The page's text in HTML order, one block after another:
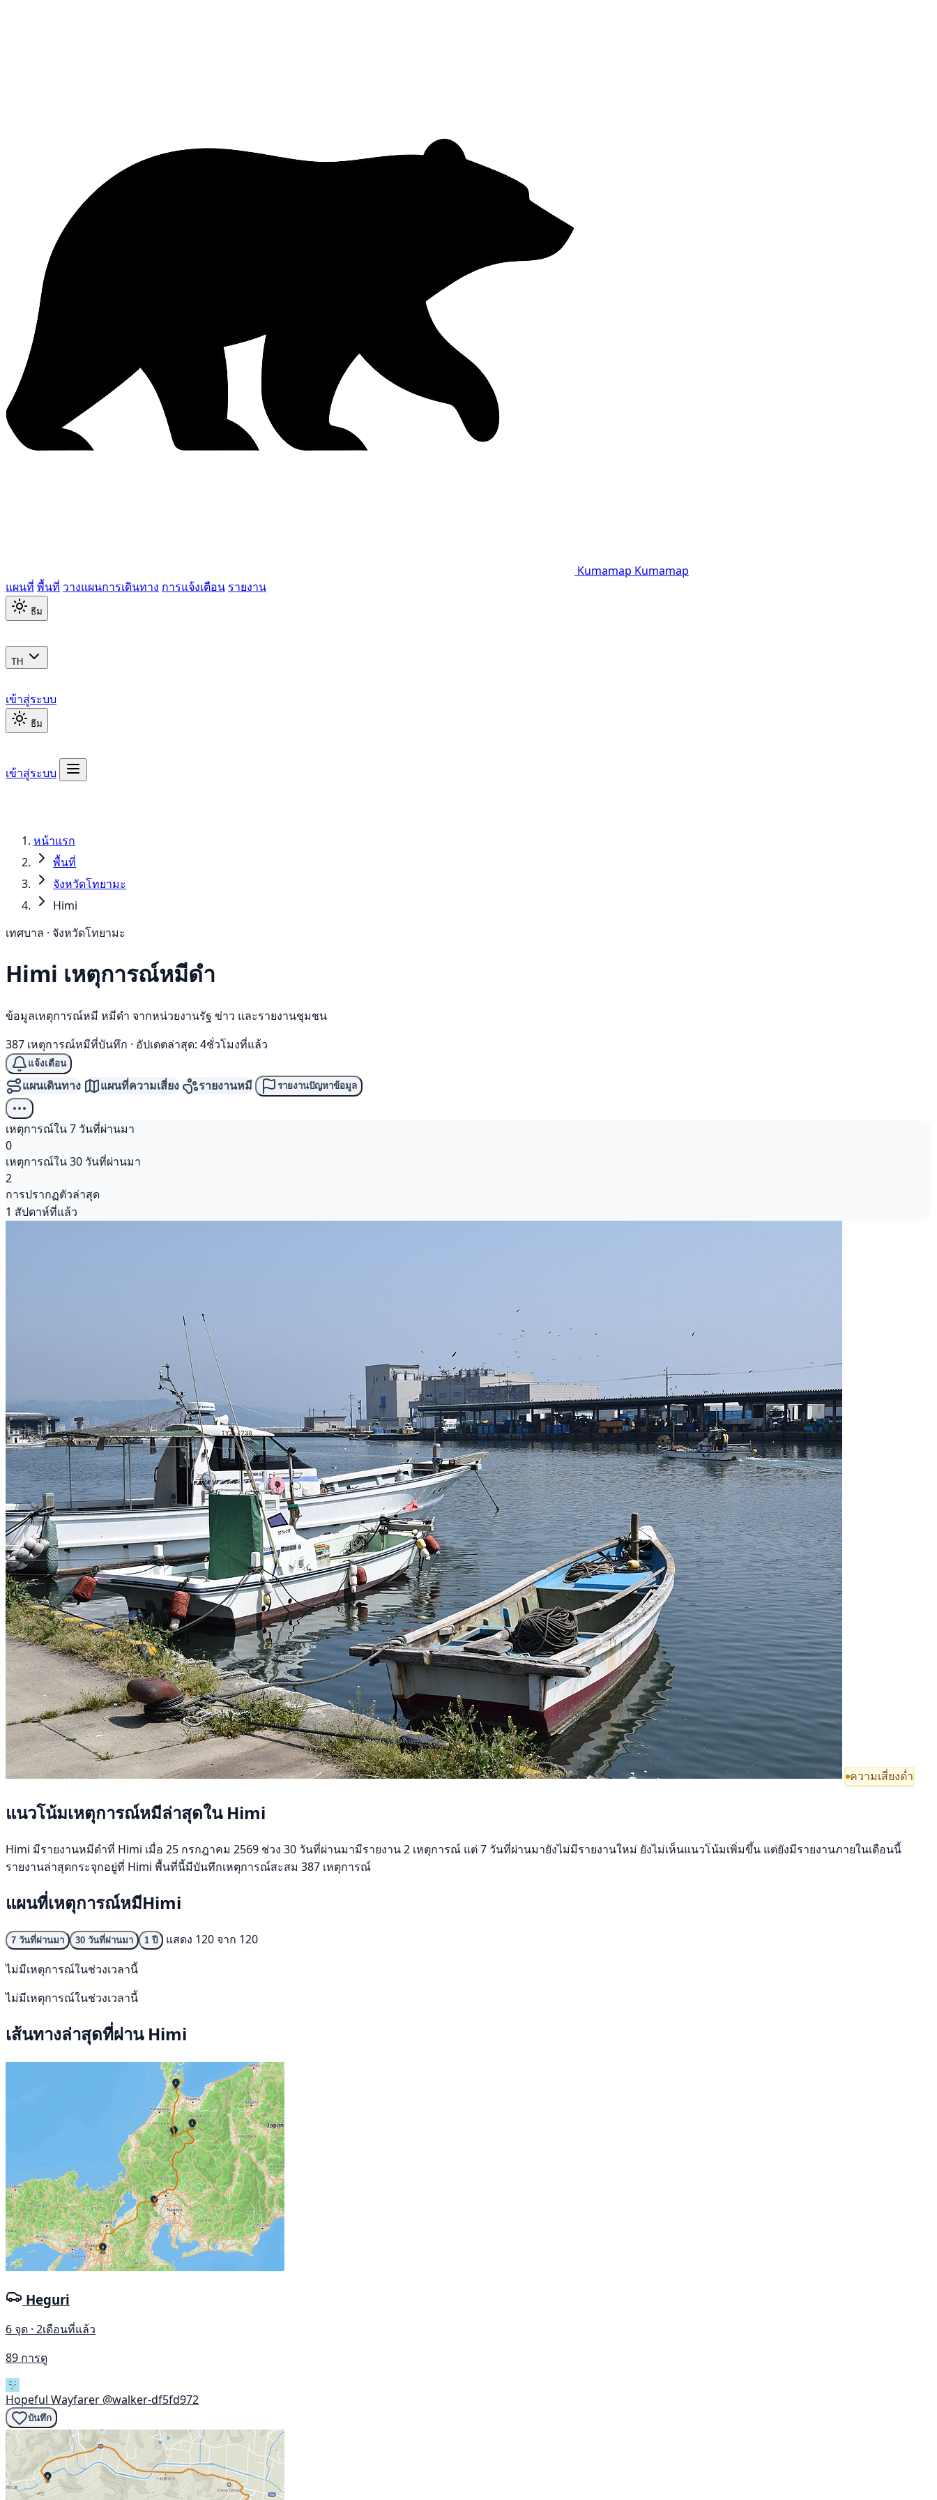
Kumamap Kumamap
แผนที่ พื้นที่ วางแผนการเดินทาง การแจ้งเตือน รายงาน
ธีม
TH
เข้าสู่ระบบ
ธีม
เข้าสู่ระบบ
หน้าแรก
พื้นที่
จังหวัดโทยามะ
Himi
เทศบาล · จังหวัดโทยามะ
Himi เหตุการณ์หมีดำ
ข้อมูลเหตุการณ์หมี หมีดำ จากหน่วยงานรัฐ ข่าว และรายงานชุมชน
387 เหตุการณ์หมีที่บันทึก · อัปเดตล่าสุด: 4ชั่วโมงที่แล้ว
แจ้งเตือน
แผนเดินทาง แผนที่ความเสี่ยง รายงานหมี รายงานปัญหาข้อมูล
เหตุการณ์ใน 7 วันที่ผ่านมา
0
เหตุการณ์ใน 30 วันที่ผ่านมา
2
การปรากฏตัวล่าสุด
1 สัปดาห์ที่แล้ว
ความเสี่ยงต่ำ
แนวโน้มเหตุการณ์หมีล่าสุดใน Himi
Himi มีรายงานหมีดำที่ Himi เมื่อ 25 กรกฎาคม 2569 ช่วง 30 วันที่ผ่านมามีรายงาน 2 เหตุการณ์ แต่ 7 วันที่ผ่านมายังไม่มีรายงานใหม่ ยังไม่เห็นแนวโน้มเพิ่มขึ้น แต่ยังมีรายงานภายในเดือนนี้
รายงานล่าสุดกระจุกอยู่ที่ Himi พื้นที่นี้มีบันทึกเหตุการณ์สะสม 387 เหตุการณ์
แผนที่เหตุการณ์หมีHimi
7 วันที่ผ่านมา 30 วันที่ผ่านมา 1 ปี
แสดง 120 จาก 120
ไม่มีเหตุการณ์ในช่วงเวลานี้
ไม่มีเหตุการณ์ในช่วงเวลานี้
เส้นทางล่าสุดที่ผ่าน Himi
Heguri
6 จุด · 2เดือนที่แล้ว
89 การดู
Hopeful Wayfarer @walker-df5fd972
บันทึก